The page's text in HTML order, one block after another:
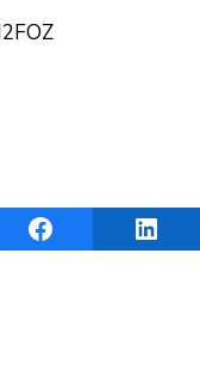
TelegramShare on Facebook